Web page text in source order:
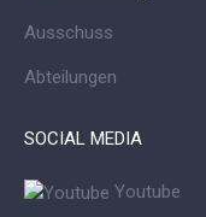
Ausschuss
Abteilungen
SOCIAL MEDIA
Youtube